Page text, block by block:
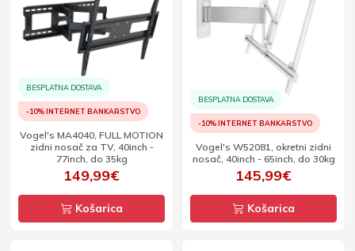
BESPLATNA DOSTAVA
-10% INTERNET BANKARSTVO
Vogel's MA4040, FULL MOTION
zidni nosač za TV, 40inch -
77inch, do 35kg
149,99€
Košarica
BESPLATNA DOSTAVA
-10% INTERNET BANKARSTVO
Vogel's W52081, okretni zidni
nosač, 40inch - 65inch, do 30kg
145,99€
Košarica